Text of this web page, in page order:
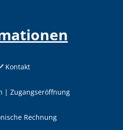
Kontakt
| Zugangseröffnung
Rechnung